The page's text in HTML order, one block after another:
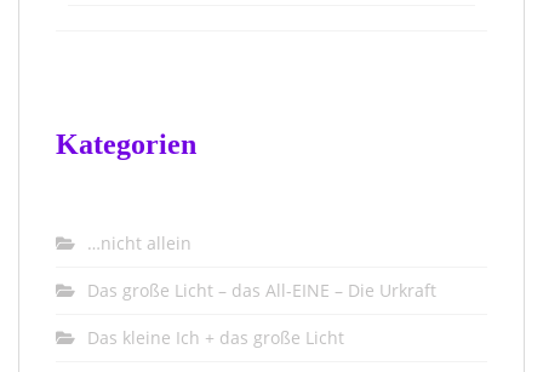
Kategorien
…nicht allein
Das große Licht – das All-EINE – Die Urkraft
Das kleine Ich + das große Licht